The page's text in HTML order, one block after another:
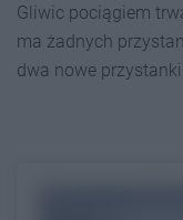
Gliwic pociągiem
ma żadnych
dwa nowe